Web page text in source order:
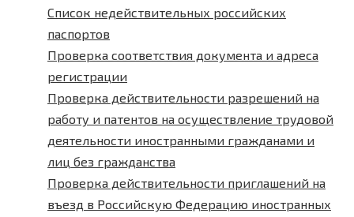
Список недействительных российских
паспортов
Проверка соответствия документа и адреса
регистрации
Проверка действительности разрешений на
работу и патентов на осуществление трудовой
деятельности иностранными гражданами и
лиц без гражданства
Проверка действительности приглашений на
въезд в Российскую Федерацию иностранных